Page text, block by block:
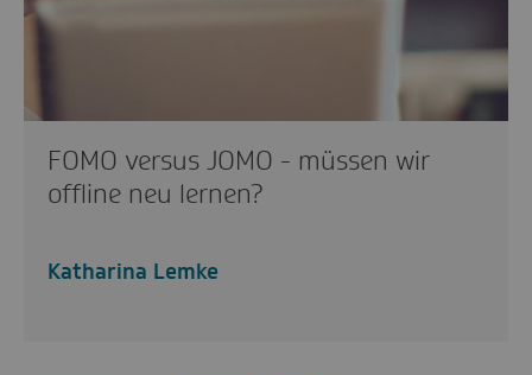
FOMO versus JOMO - müssen wir
offline neu lernen?
Katharina Lemke